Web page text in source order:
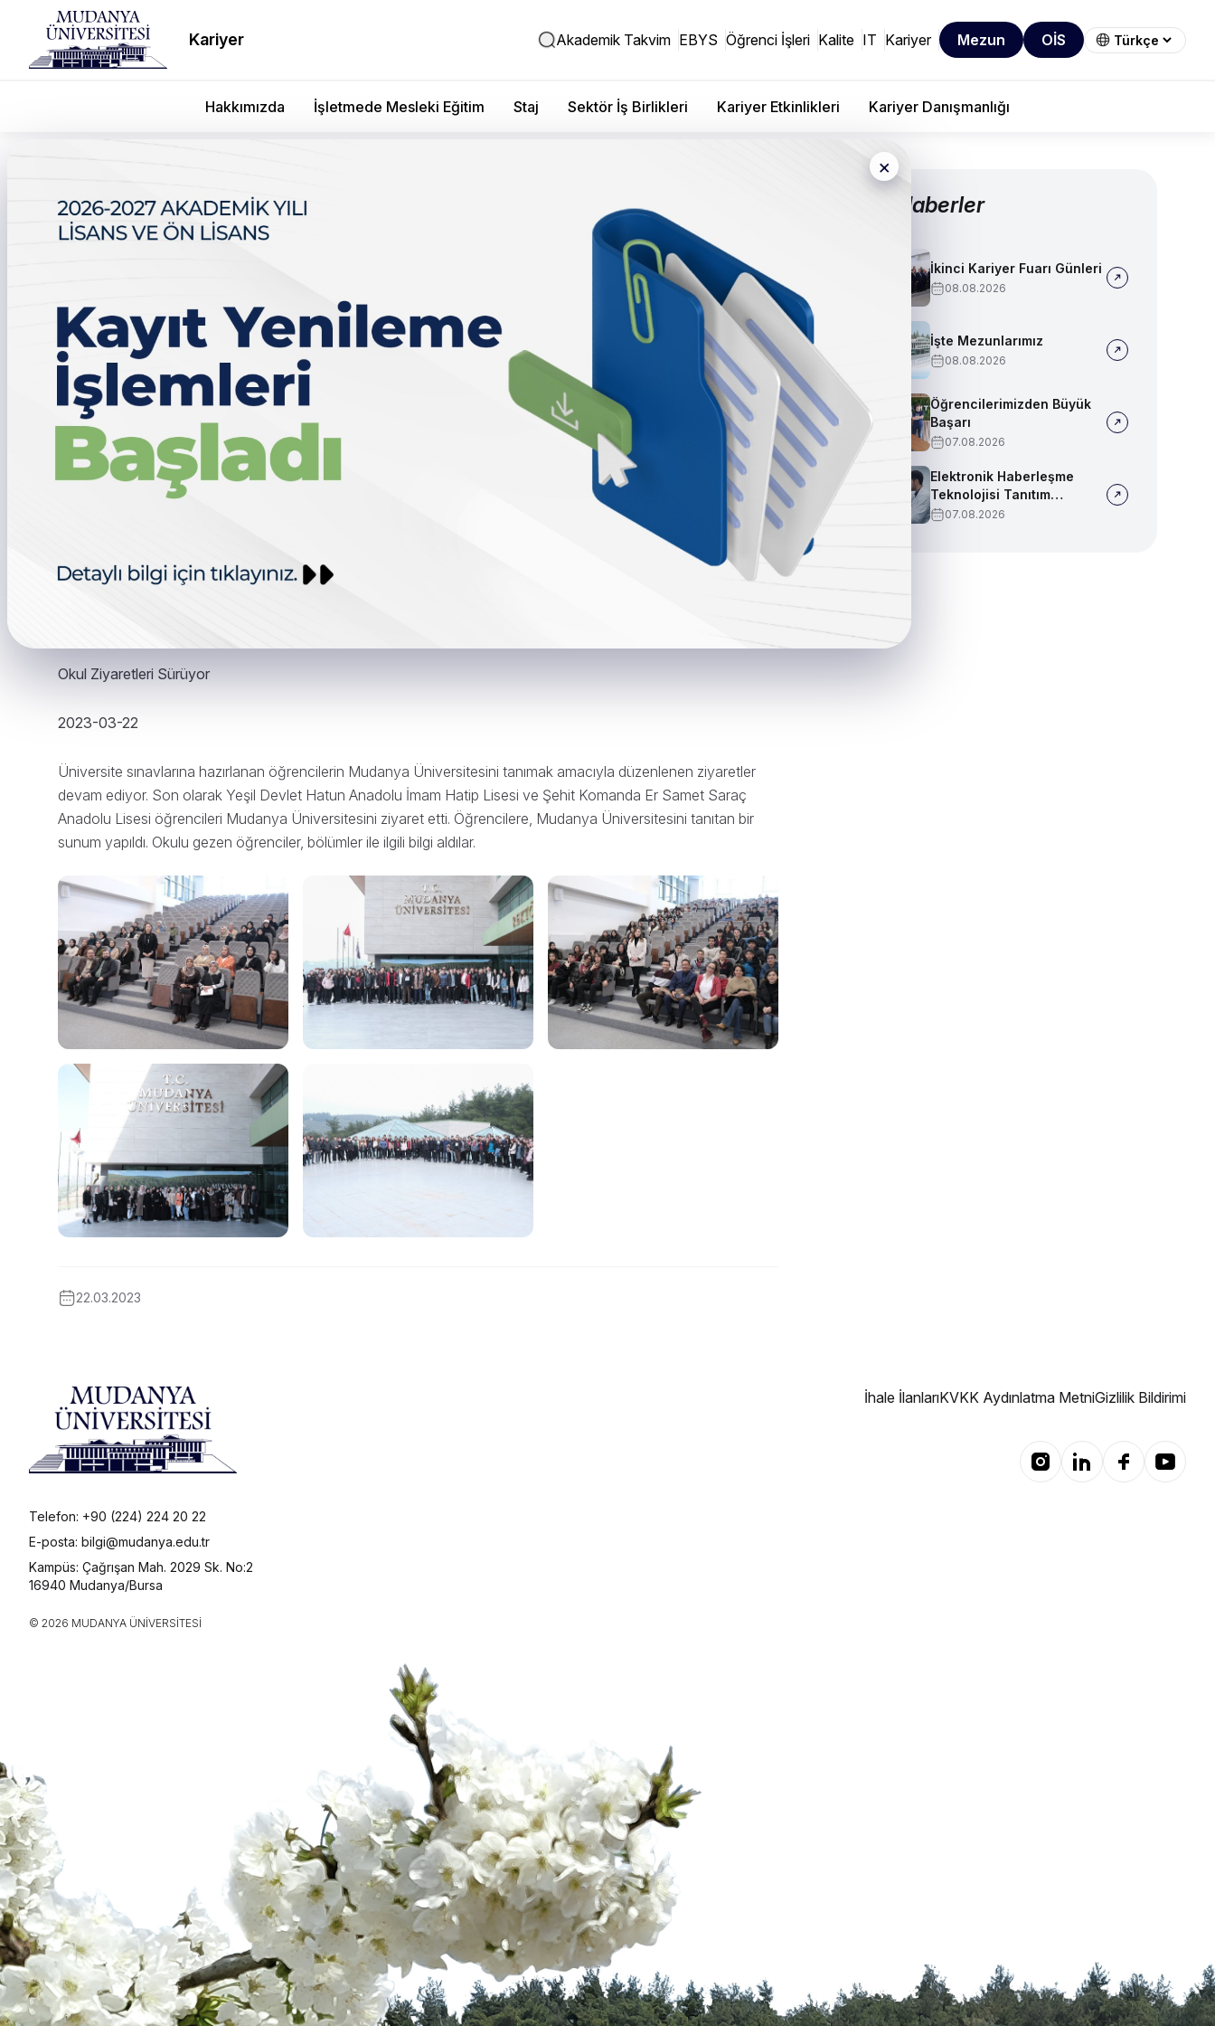
Kariyer Akademik Takvim EBYS Öğrenci İşleri Kalite IT Kariyer Mezun OİS
Hakkımızda İşletmede Mesleki Eğitim Staj Sektör İş Birlikleri Kariyer Etkinlikleri Kariyer Danışmanlığı
×
Okul Ziyaretleri Sürüyor
Okul Ziyaretleri Sürüyor
2023-03-22
Üniversite sınavlarına hazırlanan öğrencilerin Mudanya Üniversitesini tanımak amacıyla düzenlenen ziyaretler
devam ediyor. Son olarak Yeşil Devlet Hatun Anadolu İmam Hatip Lisesi ve Şehit Komanda Er Samet Saraç
Anadolu Lisesi öğrencileri Mudanya Üniversitesini ziyaret etti. Öğrencilere, Mudanya Üniversitesini tanıtan bir
sunum yapıldı. Okulu gezen öğrenciler, bölümler ile ilgili bilgi aldılar.
22.03.2023
Diğer Haberler
İkinci Kariyer Fuarı Günleri
08.08.2026
İşte Mezunlarımız
08.08.2026
Öğrencilerimizden Büyük
Başarı
07.08.2026
Elektronik Haberleşme
Teknolojisi Tanıtım
Videosu
07.08.2026
Telefon: +90 (224) 224 20 22
E-posta: bilgi@mudanya.edu.tr
Kampüs: Çağrışan Mah. 2029 Sk. No:2
16940 Mudanya/Bursa
© 2026 MUDANYA ÜNIVERSITESI
İhale İlanlarıKVKK Aydınlatma MetniGizlilik Bildirimi